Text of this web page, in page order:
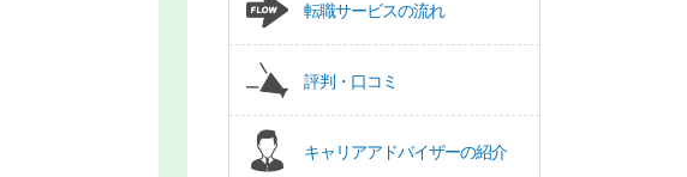
転職サービスの流れ
評判・口コミ
キャリアアドバイザーの紹介